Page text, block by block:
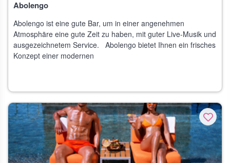
Abolengo
Abolengo ist eine gute Bar, um in einer angenehmen
Atmosphäre eine gute Zeit zu haben, mit guter Live-Musik und
ausgezeichnetem Service. Abolengo bietet Ihnen ein frisches
Konzept einer modernen